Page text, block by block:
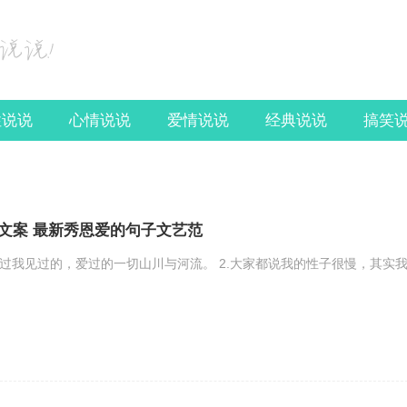
说 心情说说 爱情说说 经典说说 搞笑
案 最新秀恩爱的句子文艺范
我见过的，爱过的一切山川与河流。 2.大家都说我的性子很慢，其实我